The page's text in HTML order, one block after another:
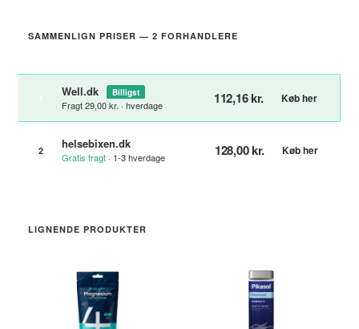
SAMMENLIGN PRISER — 2 FORHANDLERE
Well.dk Billigst
Fragt 29,00 kr. · hverdage 112,16 kr. Køb her
2 helsebixen.dk
Gratis fragt · 1-3 hverdage 128,00 kr. Køb her
LIGNENDE PRODUKTER